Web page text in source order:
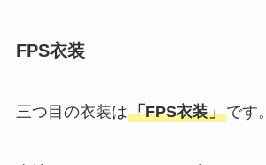
FPS衣装
三つ目の衣装は「FPS衣装」です。